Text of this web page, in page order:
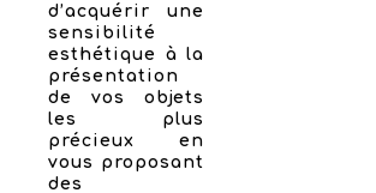
d’acquérir une
sensibilité
esthétique à la
présentation
de vos objets
les plus
précieux en
vous proposant
des